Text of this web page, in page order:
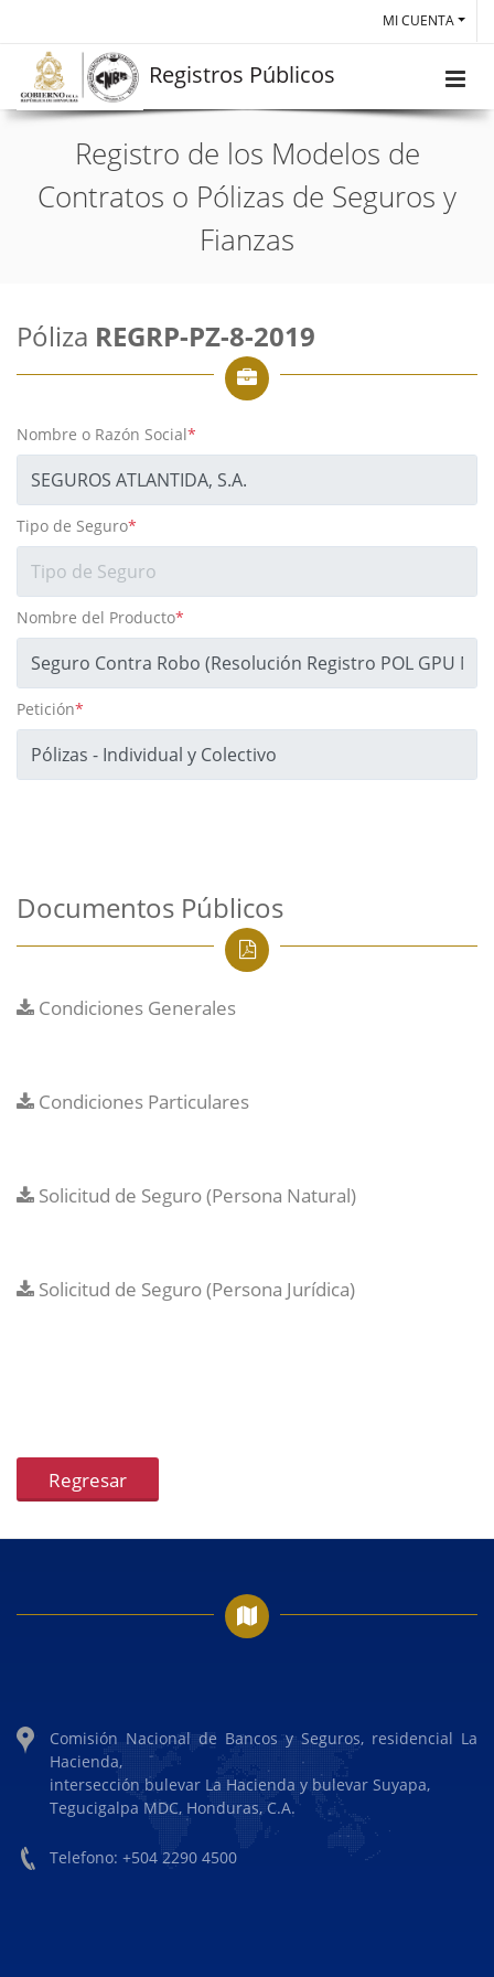
MI CUENTA
Registros Públicos
Registro de los Modelos de
Contratos o Pólizas de Seguros y
Fianzas
Póliza REGRP-PZ-8-2019
Nombre o Razón Social*
Tipo de Seguro*
Nombre del Producto*
Petición*
Documentos Públicos
Condiciones Generales
Condiciones Particulares
Solicitud de Seguro (Persona Natural)
Solicitud de Seguro (Persona Jurídica)
Regresar
Comisión Nacional de Bancos y Seguros, residencial La
Hacienda,
intersección bulevar La Hacienda y bulevar Suyapa,
Tegucigalpa MDC, Honduras, C.A.
Telefono: +504 2290 4500